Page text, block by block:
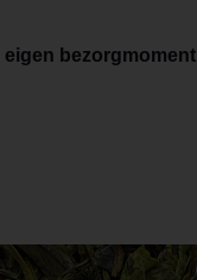
eigen bezorgmoment